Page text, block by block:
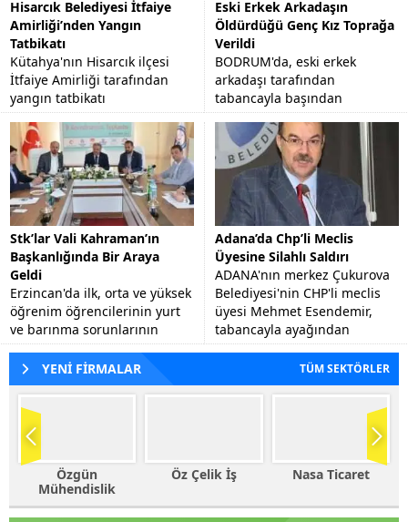
Hisarcık Belediyesi İtfaiye
Amirliği’nden Yangın
Tatbikatı
Kütahya'nın Hisarcık ilçesi
İtfaiye Amirliği tarafından
yangın tatbikatı
gerçekleştirildi.
Eski Erkek Arkadaşın
Öldürdüğü Genç Kız Toprağa
Verildi
BODRUM'da, eski erkek
arkadaşı tarafından
tabancayla başından
vurularak öldürülen 23
yaşındaki Funda Altınbezer,
memleketi Aydın'ın Nazilli
İlçesi'nde...
Stk’lar Vali Kahraman’ın
Başkanlığında Bir Araya
Geldi
Erzincan'da ilk, orta ve yüksek
öğrenim öğrencilerinin yurt
ve barınma sorunlarının
tespiti, eğitim kalitesinin
artırılmasına yönelik görüş
alışverişlerinde...
Adana’da Chp’li Meclis
Üyesine Silahlı Saldırı
ADANA'nın merkez Çukurova
Belediyesi'nin CHP'li meclis
üyesi Mehmet Esendemir,
tabancayla ayağından
vuruldu.
YENİ FİRMALAR
TÜM SEKTÖRLER
Öz Çelik İş Nasa Ticaret
Haleplioğlu